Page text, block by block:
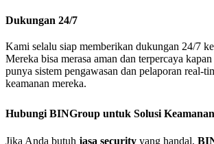
Dukungan 24/7
Kami selalu siap memberikan dukungan 24/7
Mereka bisa merasa aman dan terpercaya
punya sistem pengawasan dan pelaporan real-
keamanan mereka.
Hubungi BINGroup untuk Solusi
Jika Anda butuh jasa security yang handal,